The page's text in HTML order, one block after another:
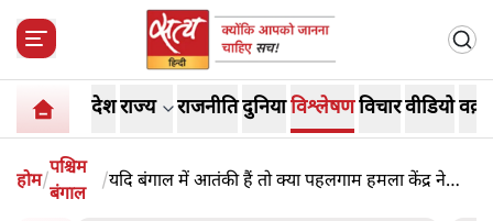
देशराज्य राजनीतिदुनियाविश्लेषणविचारवीडियो
होम/
पश्चिम
बंगाल
/यदि बंगाल में आतंकी हैं तो क्या पहलगाम हमला केंद्र ने